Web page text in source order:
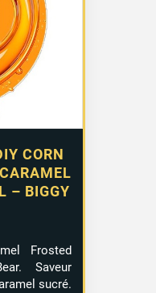
CORN
– BIGGY
Frosted
Saveur
sucré.